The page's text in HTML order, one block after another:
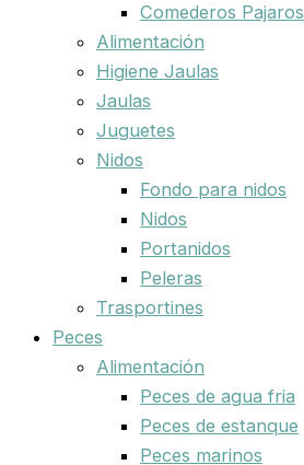
Comederos Pajaros
Alimentación
Higiene Jaulas
Jaulas
Juguetes
Nidos
Fondo para nidos
Nidos
Portanidos
Peleras
Trasportines
Peces
Alimentación
Peces de agua fria
Peces de estanque
Peces marinos